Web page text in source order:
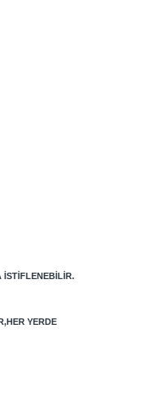
ISTIFLENEBILIR.
YERDE